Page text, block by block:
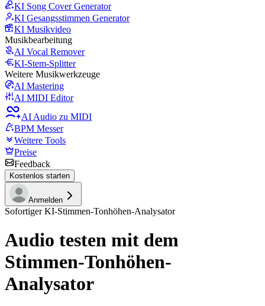
KI Song Cover Generator
KI Gesangsstimmen Generator
KI Musikvideo
Musikbearbeitung
AI Vocal Remover
KI-Stem-Splitter
Weitere Musikwerkzeuge
AI Mastering
AI MIDI Editor
AI Audio zu MIDI
BPM Messer
Weitere Tools
Preise
Feedback
Kostenlos starten
Anmelden
Sofortiger KI-Stimmen-Tonhöhen-Analysator
Audio testen mit dem
Stimmen-Tonhöhen-
Analysator